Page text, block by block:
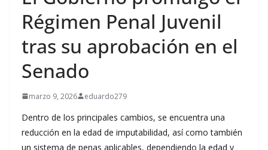
Régimen Penal Juvenil
tras su aprobación en el
Senado
marzo 9, 2026 eduardo279
Dentro de los principales cambios, se encuentra una
reducción en la edad de imputabilidad, así como también
un sistema de penas aplicables, dependiendo la edad y